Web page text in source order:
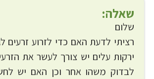
שאלה:
שלום
רציתי לדעת האם כדי לזרוע זרעים
ירקות עלים יש צורך לעשר את
לבדוק משהו אחר וכן האם יש